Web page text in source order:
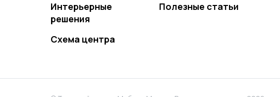
Интерьерные
решения
Схема центра
Полезные статьи